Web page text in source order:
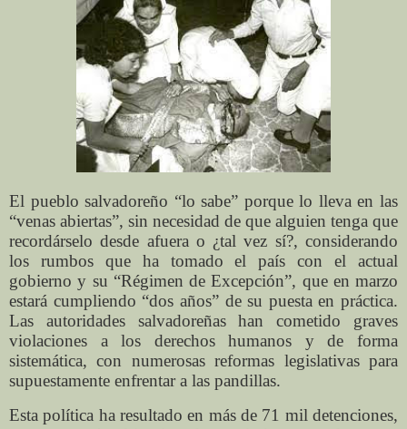
El pueblo salvadoreño “lo sabe” porque lo lleva en las
“venas abiertas”, sin necesidad de que alguien tenga que
recordárselo desde afuera o ¿tal vez sí?, considerando
los rumbos que ha tomado el país con el actual
gobierno y su “Régimen de Excepción”, que en marzo
estará cumpliendo “dos años” de su puesta en práctica.
Las autoridades salvadoreñas han cometido graves
violaciones a los derechos humanos y de forma
sistemática, con numerosas reformas legislativas para
supuestamente enfrentar a las pandillas.
Esta política ha resultado en más de 71 mil detenciones,